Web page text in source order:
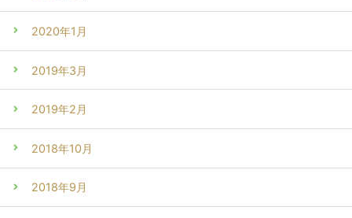
2020年1月
2019年3月
2019年2月
2018年10月
2018年9月